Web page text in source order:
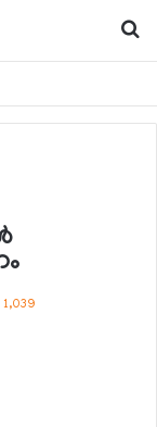
1,039